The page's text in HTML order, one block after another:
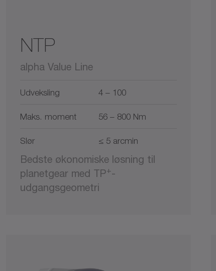
NTP
alpha Value Line
Udveksling 4 – 100
Maks. moment 56 – 800 Nm
Slør ≤ 5 arcmin
Bedste økonomiske løsning til
planetgear med TP+-
udgangsgeometri